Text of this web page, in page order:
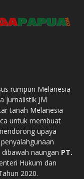
rumpun Melanesia
jurnalistik JM
tanah Melanesia
untuk membuat
upaya
naungan PT.
Hukum dan
2020.